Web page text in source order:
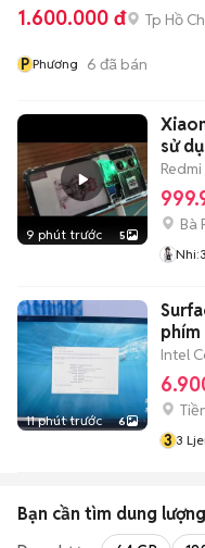
1.600.000 đ Tp Hồ
P Phương 6 đã bán
9 phút trước 5
sử
Bà
11 phút trước 6
phím
Intel
3 3
Bạn cần tìm dung lượng